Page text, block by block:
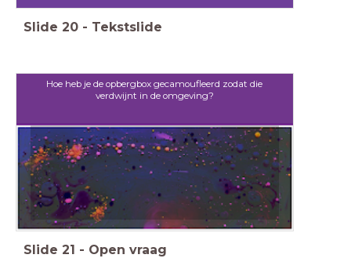
Slide 20 - Tekstslide
Hoe heb je de opbergbox gecamoufleerd zodat die
verdwijnt in de omgeving?
Slide 21 - Open vraag